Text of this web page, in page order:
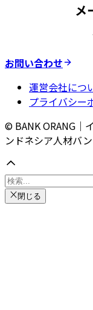
メ
お問い合わせ
運営会社につ
プライバシー
© BANK ORANG｜
ンドネシア人材バ
閉じる